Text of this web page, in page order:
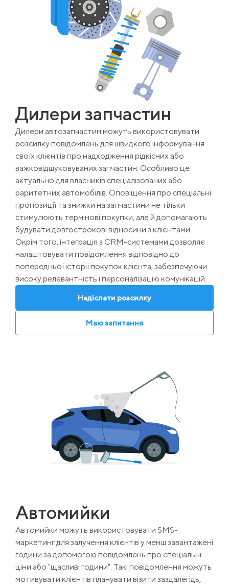
Дилери запчастин
Дилери автозапчастин можуть використовувати
розсилку повідомлень для швидкого інформування
своїх клієнтів про надходження рідкісних або
важковідшуковуваних запчастин. Особливо це
актуально для власників спеціалізованих або
раритетних автомобілів. Оповіщення про спеціальні
пропозиції та знижки на запчастини не тільки
стимулюють термінові покупки, але й допомагають
будувати довгострокові відносини з клієнтами.
Окрім того, інтеграція з CRM-системами дозволяє
налаштовувати повідомлення відповідно до
попередньої історії покупок клієнта, забезпечуючи
високу релевантність і персоналізацію комунікацій.
Надіслати розсилку
Маю запитання
Автомийки
Автомийки можуть використовувати SMS-
маркетинг для залучення клієнтів у менш завантажені
години за допомогою повідомлень про спеціальні
ціни або "щасливі години". Такі повідомлення можуть
мотивувати клієнтів планувати візити заздалегідь,